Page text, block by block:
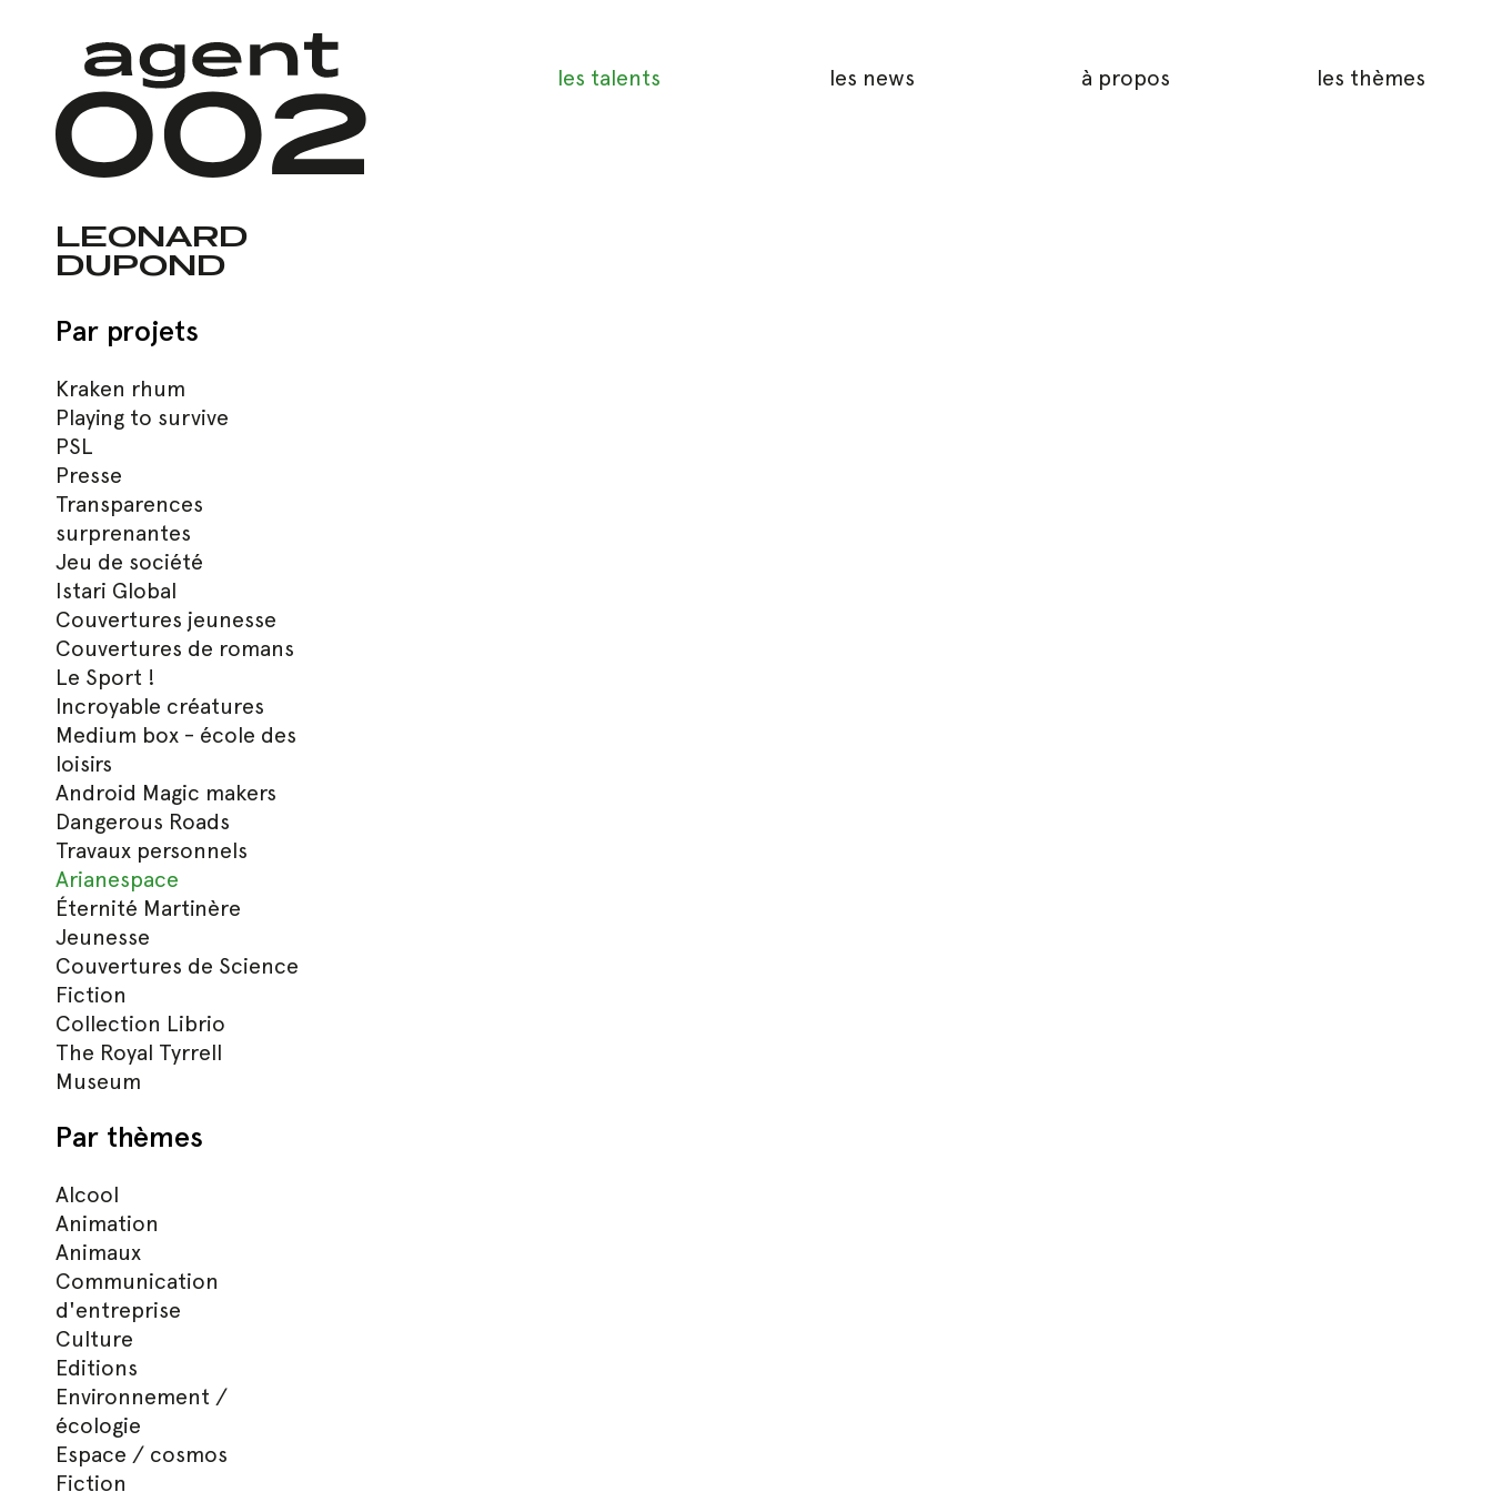
Hit enter to search or ESC to close
les talents les news à propos les thèmes
LEONARD
DUPOND
Par projets
Kraken rhum
Playing to survive
PSL
Presse
Transparences
surprenantes
Jeu de société
Istari Global
Couvertures jeunesse
Couvertures de romans
Le Sport !
Incroyable créatures
Medium box - école des
loisirs
Android Magic makers
Dangerous Roads
Travaux personnels
Arianespace
Éternité Martinère
Jeunesse
Couvertures de Science
Fiction
Collection Librio
The Royal Tyrrell
Museum
Par thèmes
Alcool
Animation
Animaux
Communication
d'entreprise
Culture
Editions
Environnement /
écologie
Espace / cosmos
Fiction